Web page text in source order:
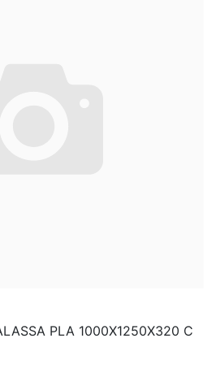
PLA 1000X1250X320 C